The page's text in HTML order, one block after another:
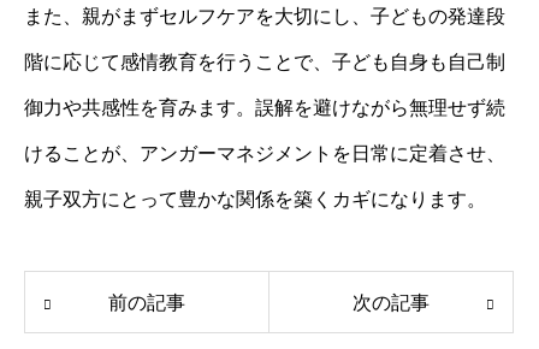
また、親がまずセルフケアを大切にし、子どもの発達段
階に応じて感情教育を行うことで、子ども自身も自己制
御力や共感性を育みます。誤解を避けながら無理せず続
けることが、アンガーマネジメントを日常に定着させ、
親子双方にとって豊かな関係を築くカギになります。
前の記事 次の記事